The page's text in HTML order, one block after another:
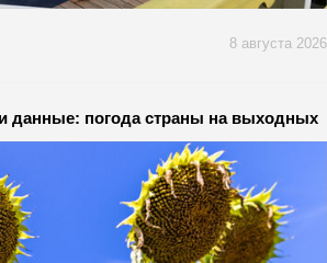
8 августа 2026
данные: погода страны на выходных